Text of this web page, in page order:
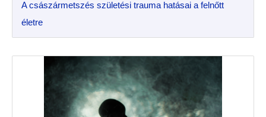
A császármetszés születési trauma hatásai a felnőtt
életre